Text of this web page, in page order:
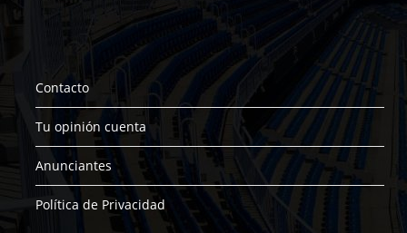
Contacto
Tu opinión cuenta
Anunciantes
Política de Privacidad